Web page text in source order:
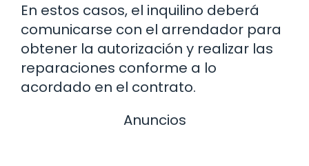
En estos casos, el inquilino deberá
comunicarse con el arrendador para
obtener la autorización y realizar las
reparaciones conforme a lo
acordado en el contrato.
Anuncios